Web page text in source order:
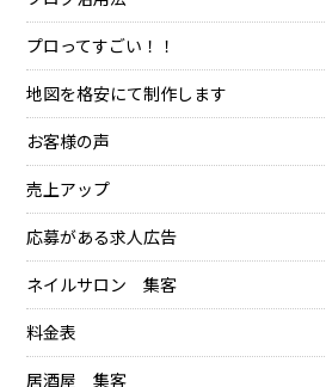
プロってすごい！！
地図を格安にて制作します
お客様の声
売上アップ
応募がある求人広告
ネイルサロン 集客
料金表
居酒屋 集客